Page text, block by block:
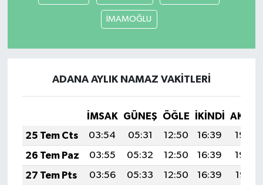
İMAMOĞLU
ADANA AYLIK NAMAZ VAKITLERI
İMSAK GÜNEŞ ÖĞLE İKINDI
25 Tem Cts
03:54 05:31 12:50 16:39
19:59
26 Tem Paz
03:55 05:32 12:50 16:39
19:59
27 Tem Pts
03:56 05:33 12:50 16:39
19:58